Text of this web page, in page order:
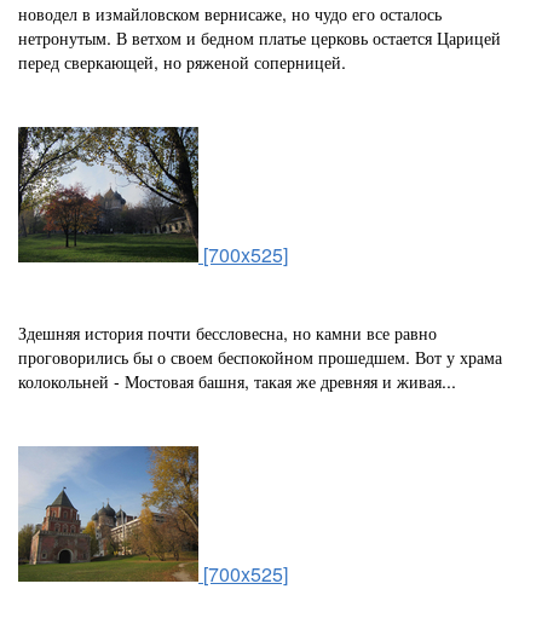
новодел в измайловском вернисаже, но чудо его осталось
нетронутым. В ветхом и бедном платье церковь остается Царицей
перед сверкающей, но ряженой соперницей.
[700x525]
Здешняя история почти бессловесна, но камни все равно
проговорились бы о своем беспокойном прошедшем. Вот у храма
колокольней - Мостовая башня, такая же древняя и живая...
[700x525]